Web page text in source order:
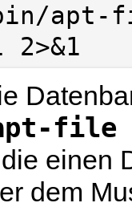
apt-
file
einen
dem